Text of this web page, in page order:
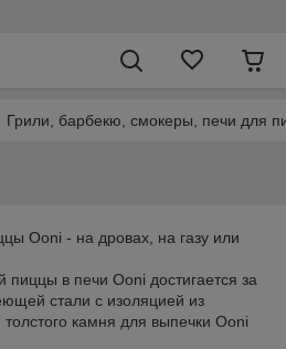
Грили, барбекю, смокеры, печи для
Ooni - на дровах, на газу или
пиццы в печи Ooni достигается за
стали с изоляцией из
камня для выпечки Ooni